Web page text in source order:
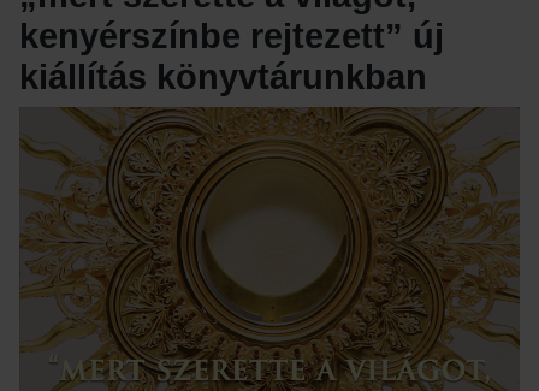
kenyérszínbe rejtezett” új
kiállítás könyvtárunkban